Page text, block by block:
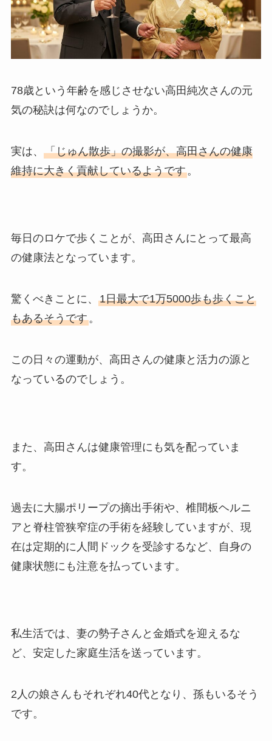
78歳という年齢を感じさせない高田純次さんの元
気の秘訣は何なのでしょうか。
実は、 「じゅん散歩」の撮影が、高田さんの健康
維持に大きく貢献しているようです。
毎日のロケで歩くことが、高田さんにとって最高
の健康法となっています。
驚くべきことに、 1日最大で1万5000歩も歩くこと
もあるそうです。
この日々の運動が、高田さんの健康と活力の源と
なっているのでしょう。
また、高田さんは健康管理にも気を配っていま
す。
過去に大腸ポリープの摘出手術や、椎間板ヘルニ
アと脊柱管狭窄症の手術を経験していますが、現
在は定期的に人間ドックを受診するなど、自身の
健康状態にも注意を払っています。
私生活では、妻の勢子さんと金婚式を迎えるな
ど、安定した家庭生活を送っています。
2人の娘さんもそれぞれ40代となり、孫もいるそう
です。